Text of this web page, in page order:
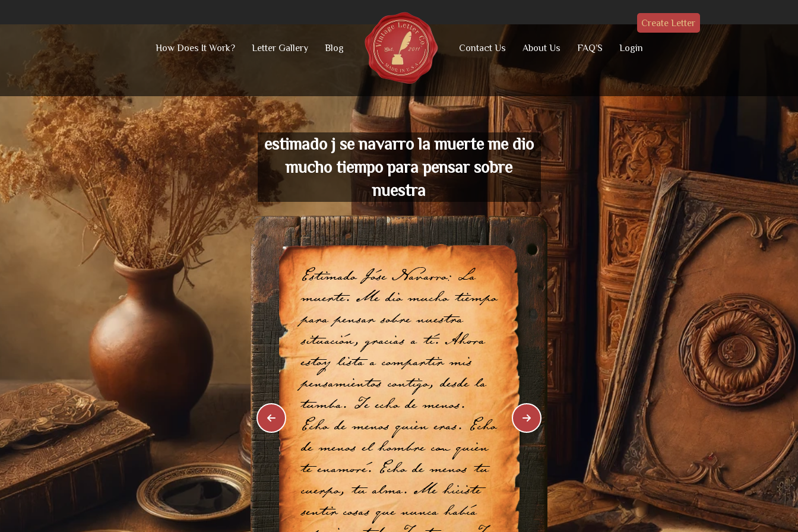
content
How Does It Work? Letter Gallery Blog Contact Us About Us FAQ’S Login
Create Letter
estimado j se navarro la muerte me dio
mucho tiempo para pensar sobre
nuestra
Estimado Jóse Navarro: La
muerte. Me dio mucho tiempo
para pensar sobre nuestra
situación, gracias a tí. Ahora
estoy lista a compartir mis
pensamientos contigo, desde la
tumba. Te echo de menos.
Echo de menos quien eras. Echo
de menos el hombre con quien
te enamoré. Echo de menos tu
cuerpo, tu alma. Me hiciste
sentir cosas que nunca había